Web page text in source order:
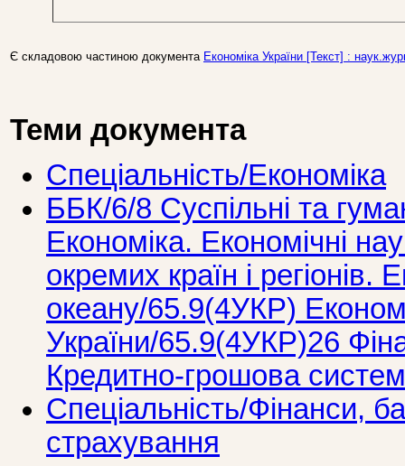
Є складовою частиною документа Економіка України [Текст] :
Теми документа
Спеціальність/Економіка
ББК/6/8 Суспільні та
Економіка. Економічні
окремих країн і регіонів.
океану/65.9(4УКР)
України/65.9(4УКР)26
Кредитно-грошова
Спеціальність/Фінанси,
страхування